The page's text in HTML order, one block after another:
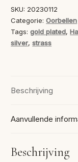
Strass
Roze
aantal
SKU: 20230112
Categorie:Oorbellen
Tags:gold plated,
silver,strass
Beschrijving
Aanvullende
Beschrijving